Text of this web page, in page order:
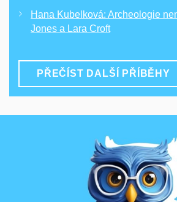
Hana Kubelková: Archeologie
Jones a Lara Croft
PŘEČÍST DALŠÍ PŘÍBĚHY